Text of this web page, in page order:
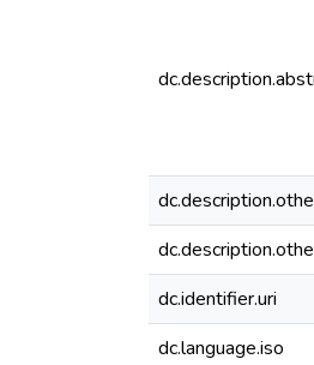
dc.identifier.uri
dc.language.iso